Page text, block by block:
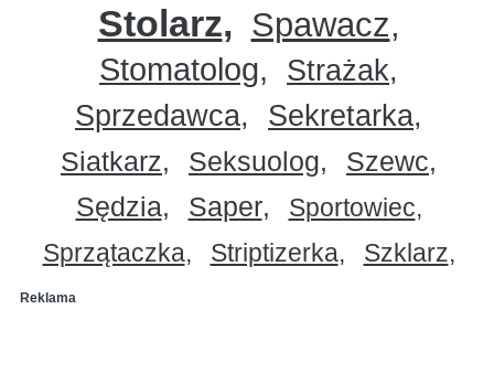
Stolarz Spawacz
Stomatolog
Strażak
Sprzedawca
Sekretarka
Siatkarz Seksuolog
Szewc
Sędzia
Saper
Sportowiec
Sprzątaczka
Striptizerka Szklarz
Reklama